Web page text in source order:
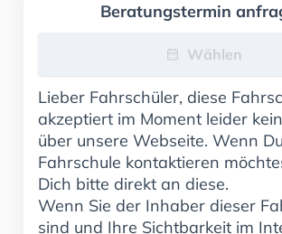
Beratungstermin
Wählen
Lieber Fahrschüler, diese
akzeptiert im Moment leider
über unsere Webseite. Wenn
Fahrschule kontaktieren
Dich bitte direkt an diese.
Wenn Sie der Inhaber dieser
sind und Ihre Sichtbarkeit im